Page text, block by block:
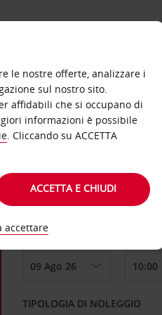
Scegli una località di
DAL GIORNO
TIPOLOGIA DI NOLEGGIO
le nostre offerte, analizzare i
sul nostro sito.
affidabili che si occupano di
informazioni è possibile
. Cliccando su ACCETTA
ACCETTA E CHIUDI
accettare